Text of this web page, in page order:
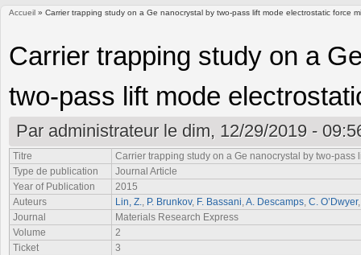
Accueil » Carrier trapping study on a Ge nanocrystal by two-pass lift mode electrostatic force
Carrier trapping study on a
two-pass lift mode
Par administrateurle dim, 12/29/2019 -
Titre
Carrier trapping study on a Ge nanocrystal by two-pass
Type de publication
Journal Article
Year of Publication
2015
Auteurs
Lin, Z. P. Brunkov, F. Bassani A. Descamps C. O’Dwyer
Journal
Materials Research Express
Volume
2
Ticket
3